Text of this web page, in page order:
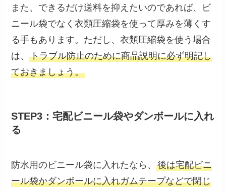
また、できるだけ送料を抑えたいのであれば、ビ
ニール袋でなく衣類圧縮袋を使って厚みを薄くす
る手もあります。ただし、衣類圧縮袋を使う場合
は、トラブル防止のために商品説明に必ず明記し
ておきましょう。
STEP3：宅配ビニール袋やダンボールに入れ
る
防水用のビニール袋に入れたなら、後は宅配ビニ
ール袋かダンボールに入れガムテープなどで閉じ